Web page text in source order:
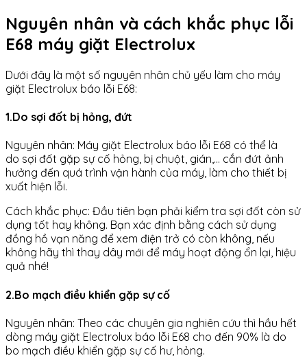
Nguyên nhân và cách khắc phục lỗi
E68 máy giặt Electrolux
Dưới đây là một số nguyên nhân chủ yếu làm cho máy
giặt Electrolux báo lỗi E68:
1.Do sợi đốt bị hỏng, đứt
Nguyên nhân: Máy giặt Electrolux báo lỗi E68 có thể là
do sợi đốt gặp sự cố hỏng, bị chuột, gián,… cắn đứt ảnh
hưởng đến quá trình vận hành của máy, làm cho thiết bị
xuất hiện lỗi.
Cách khắc phục: Đầu tiên bạn phải kiểm tra sợi đốt còn sử
dụng tốt hay không. Bạn xác định bằng cách sử dụng
đồng hồ vạn năng để xem điện trở có còn không, nếu
không hãy thì thay dây mới để máy hoạt động ổn lại, hiệu
quả nhé!
2.Bo mạch điều khiển gặp sự cố
Nguyên nhân: Theo các chuyên gia nghiên cứu thì hầu hết
dòng máy giặt Electrolux báo lỗi E68 cho đến 90% là do
bo mạch điều khiển gặp sự cố hư, hỏng.